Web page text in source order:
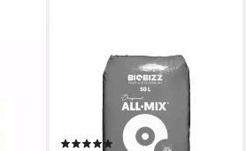
dir
Pflanzerde BioBizz All Mix
Sack, mit Organischer NPK-
Dünger, Vorgedüngtes
Substrat, 50 Liter
(4)